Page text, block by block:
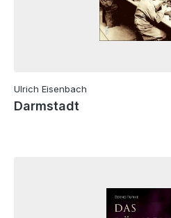
Ulrich Eisenbach
Darmstadt